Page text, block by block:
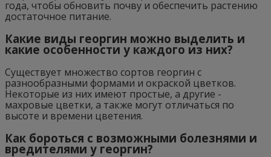
года, чтобы обновить почву и обеспечить растению
достаточное питание.
Какие виды георгин можно выделить и
какие особенности у каждого из них?
Существует множество сортов георгин с
разнообразными формами и окраской цветков.
Некоторые из них имеют простые, а другие -
махровые цветки, а также могут отличаться по
высоте и времени цветения.
Как бороться с возможными болезнями и
вредителями у георгин?